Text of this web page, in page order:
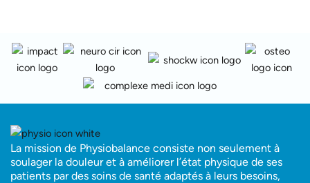
La mission de Physiobalance consiste non seulement à
soulager la douleur et à améliorer l’état physique de ses
patients par des soins de santé adaptés à leurs besoins,